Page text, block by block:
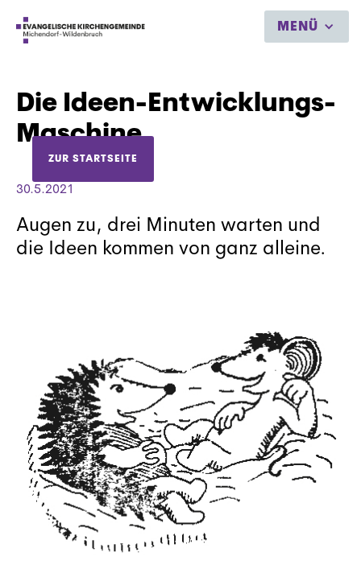
MENÜ
ZUR STARTSEITE
Die Ideen-Entwicklungs-
Maschine
30.5.2021
Augen zu, drei Minuten warten und
die Ideen kommen von ganz alleine.